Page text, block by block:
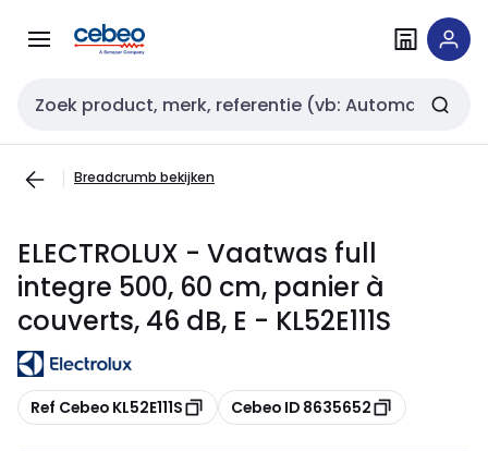
naar
naar
Zoekveld invoer
Breadcrumb bekijken
ELECTROLUX - Vaatwas full
integre 500, 60 cm, panier à
couverts, 46 dB, E - KL52E111S
Kopiëren
Ref Cebeo KL52E111S Kopiëren
Cebeo ID 8635652